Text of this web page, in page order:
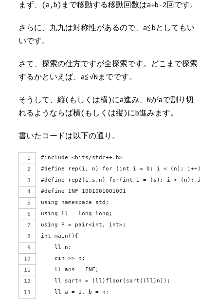
まず、(a,b)まで移動する移動回数はa+b-2回です。
さらに、九九は対称性があるので、a≦bとしてもい
いです。
さて、探索の仕方ですが全探索です。どこまで探索
するかといえば、a≦√Nまでです。
そうして、縦(もしくは横)にa進み、Nがaで割り切
れるようならば横(もしくは縦)にb進みます。
書いたコードは以下の通り。
#include <bits/stdc++.h>
#define rep(i, n) for (int i = 0; i < (n); i++)
#define rep2(i,s,n) for(int i = (s); i < (n); i++)
#define INF 1001001001001
using namespace std;
using ll = long long;
using P = pair<int, int>;
int main(){
    ll n;
    cin >> n;
    ll ans = INF;
    ll sqrtn = (ll)floor(sqrt((ll)n));
    ll a = 1, b = n;